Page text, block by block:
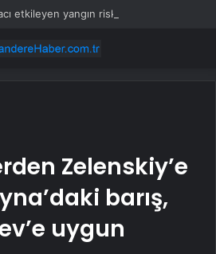
etkileyen yangın riski geri çağrısı
Zelenskiy’e
barış,
uygun